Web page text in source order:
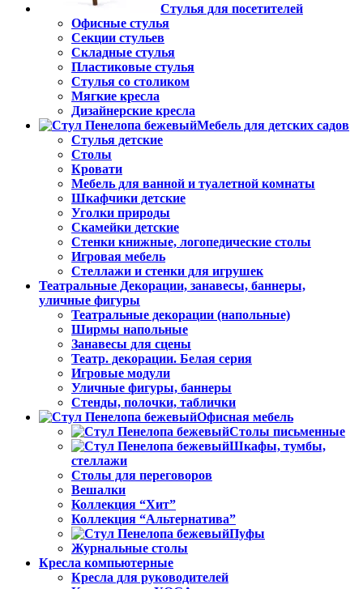
Стулья для посетителей
Офисные стулья
Секции стульев
Складные стулья
Пластиковые стулья
Стулья со столиком
Мягкие кресла
Дизайнерские кресла
Мебель для детских садов
Стулья детские
Столы
Кровати
Мебель для ванной и туалетной комнаты
Шкафчики детские
Уголки природы
Скамейки детские
Стенки книжные, логопедические столы
Игровая мебель
Стеллажи и стенки для игрушек
Театральные Декорации, занавесы, баннеры,
уличные фигуры
Театральные декорации (напольные)
Ширмы напольные
Занавесы для сцены
Театр. декорации. Белая серия
Игровые модули
Уличные фигуры, баннеры
Стенды, полочки, таблички
Офисная мебель
Столы письменные
Шкафы, тумбы,
стеллажи
Столы для переговоров
Вешалки
Коллекция “Хит”
Коллекция “Альтернатива”
Пуфы
Журнальные столы
Кресла компьютерные
Кресла для руководителей